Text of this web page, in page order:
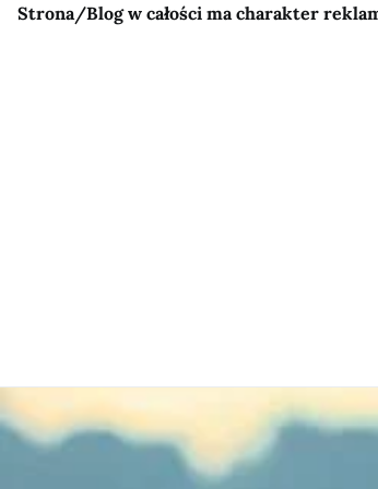
Strona/Blog w całości ma charakter